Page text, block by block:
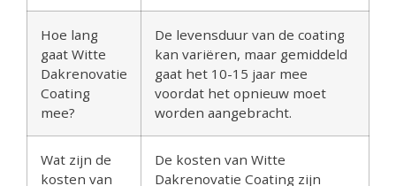
Hoe lang
gaat Witte
Dakrenovatie
Coating
mee?
De levensduur van de coating
kan variëren, maar gemiddeld
gaat het 10-15 jaar mee
voordat het opnieuw moet
worden aangebracht.
Wat zijn de
kosten van
De kosten van Witte
Dakrenovatie Coating zijn